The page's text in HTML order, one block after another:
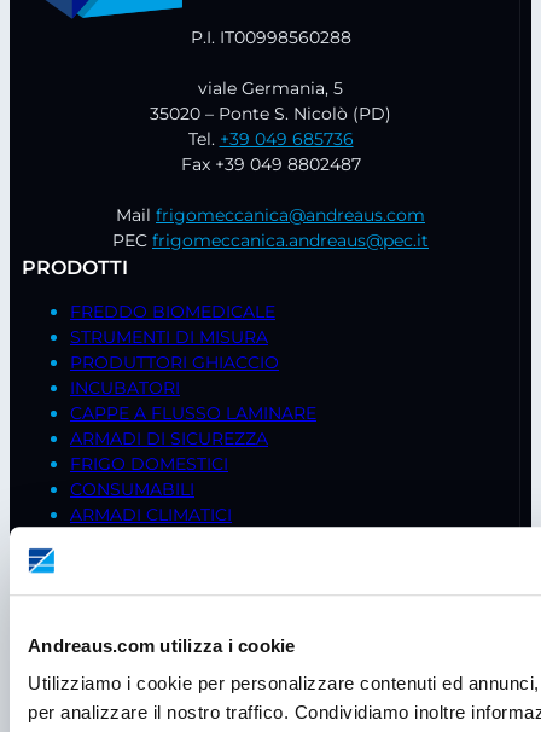
Andreaus.com utilizza i cookie
Utilizziamo i cookie per personalizzare contenuti ed
per analizzare il nostro traffico. Condividiamo inoltre
P.I. IT00998560288
viale Germania, 5
35020 – Ponte S. Nicolò (PD)
Tel. +39 049 685736
Fax +39 049 8802487
Mail frigomeccanica@andreaus.com
PEC frigomeccanica.andreaus@pec.it
PRODOTTI
FREDDO BIOMEDICALE
STRUMENTI DI MISURA
PRODUTTORI GHIACCIO
INCUBATORI
CAPPE A FLUSSO LAMINARE
ARMADI DI SICUREZZA
FRIGO DOMESTICI
CONSUMABILI
ARMADI CLIMATICI
STUFE
PIPETTE
CELLE FRIGO
ISOLATORI